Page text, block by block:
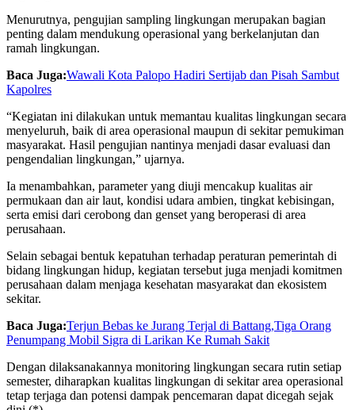
Menurutnya, pengujian sampling lingkungan merupakan bagian
penting dalam mendukung operasional yang berkelanjutan dan
ramah lingkungan.
Baca Juga:Wawali Kota Palopo Hadiri Sertijab dan Pisah Sambut
Kapolres
“Kegiatan ini dilakukan untuk memantau kualitas lingkungan secara
menyeluruh, baik di area operasional maupun di sekitar pemukiman
masyarakat. Hasil pengujian nantinya menjadi dasar evaluasi dan
pengendalian lingkungan,” ujarnya.
Ia menambahkan, parameter yang diuji mencakup kualitas air
permukaan dan air laut, kondisi udara ambien, tingkat kebisingan,
serta emisi dari cerobong dan genset yang beroperasi di area
perusahaan.
Selain sebagai bentuk kepatuhan terhadap peraturan pemerintah di
bidang lingkungan hidup, kegiatan tersebut juga menjadi komitmen
perusahaan dalam menjaga kesehatan masyarakat dan ekosistem
sekitar.
Baca Juga:Terjun Bebas ke Jurang Terjal di Battang,Tiga Orang
Penumpang Mobil Sigra di Larikan Ke Rumah Sakit
Dengan dilaksanakannya monitoring lingkungan secara rutin setiap
semester, diharapkan kualitas lingkungan di sekitar area operasional
tetap terjaga dan potensi dampak pencemaran dapat dicegah sejak